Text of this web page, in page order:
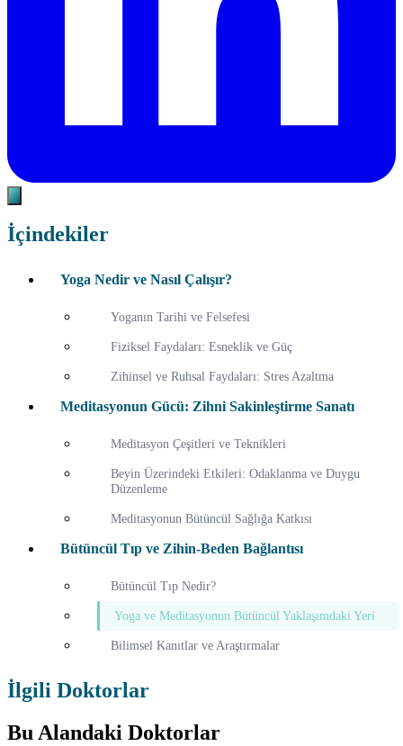
İçindekiler
Yoga Nedir ve Nasıl Çalışır?
Yoganın Tarihi ve Felsefesi
Fiziksel Faydaları: Esneklik ve Güç
Zihinsel ve Ruhsal Faydaları: Stres Azaltma
Meditasyonun Gücü: Zihni Sakinleştirme Sanatı
Meditasyon Çeşitleri ve Teknikleri
Beyin Üzerindeki Etkileri: Odaklanma ve Duygu
Düzenleme
Meditasyonun Bütüncül Sağlığa Katkısı
Bütüncül Tıp ve Zihin-Beden Bağlantısı
Bütüncül Tıp Nedir?
Yoga ve Meditasyonun Bütüncül Yaklaşımdaki Yeri
Bilimsel Kanıtlar ve Araştırmalar
İlgili Doktorlar
Bu Alandaki Doktorlar